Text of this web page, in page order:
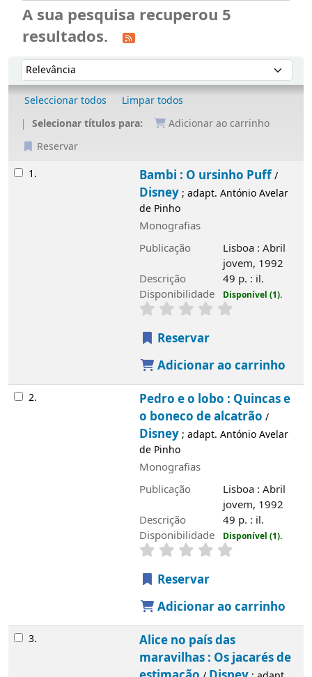
A sua pesquisa recuperou 5
resultados.
Ordenar
Ordenar por:
Seleccionar todos
Limpar todos
Selecionar títulos para:
Adicionar ao carrinho
Reservar
Resultados
1. Bambi : O ursinho Puff/Disney; adapt.
António Avelar de Pinho
Lisboa : Abril jovem, 1992
49 p. : il.
Reservar
Adicionar ao carrinho
Pedro e o lobo : Quincas e o boneco de
alcatrão/Disney; adapt. António Avelar de
Lisboa : Abril jovem, 1992
49 p. : il.
Disponibilidade
Disponível (1).
Reservar
Adicionar ao carrinho
Alice no país das maravilhas : Os
António Avelar de Pinho
Monografias
Lisboa : Abril jovem, 1992
49 p. : il.